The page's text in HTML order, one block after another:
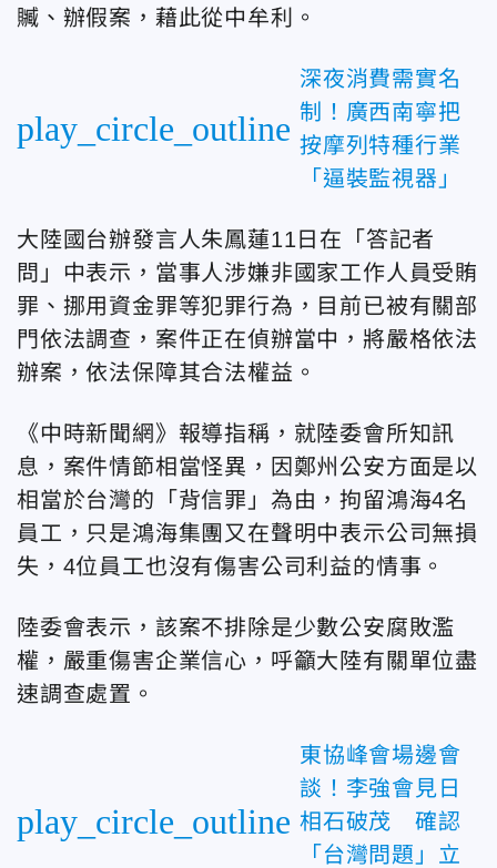
贓、辦假案，藉此從中牟利。
play_circle_outline
深夜消費需實名
制！廣西南寧把
按摩列特種行業
「逼裝監視器」
大陸國台辦發言人朱鳳蓮11日在「答記者
問」中表示，當事人涉嫌非國家工作人員受賄
罪、挪用資金罪等犯罪行為，目前已被有關部
門依法調查，案件正在偵辦當中，將嚴格依法
辦案，依法保障其合法權益。
《中時新聞網》報導指稱，就陸委會所知訊
息，案件情節相當怪異，因鄭州公安方面是以
相當於台灣的「背信罪」為由，拘留鴻海4名
員工，只是鴻海集團又在聲明中表示公司無損
失，4位員工也沒有傷害公司利益的情事。
陸委會表示，該案不排除是少數公安腐敗濫
權，嚴重傷害企業信心，呼籲大陸有關單位盡
速調查處置。
play_circle_outline
東協峰會場邊會
談！李強會見日
相石破茂 確認
「台灣問題」立